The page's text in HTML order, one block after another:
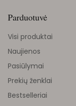
Parduotuvė
Visi produktai
Naujienos
Pasiūlymai
Prekių ženklai
Bestselleriai